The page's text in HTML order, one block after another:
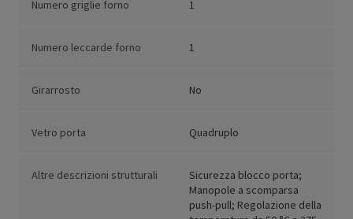
Numero griglie forno 1
Numero leccarde forno 1
Girarrosto No
Vetro porta Quadruplo
Altre descrizioni strutturali
Sicurezza blocco porta;
Manopole a scomparsa
push-pull; Regolazione della